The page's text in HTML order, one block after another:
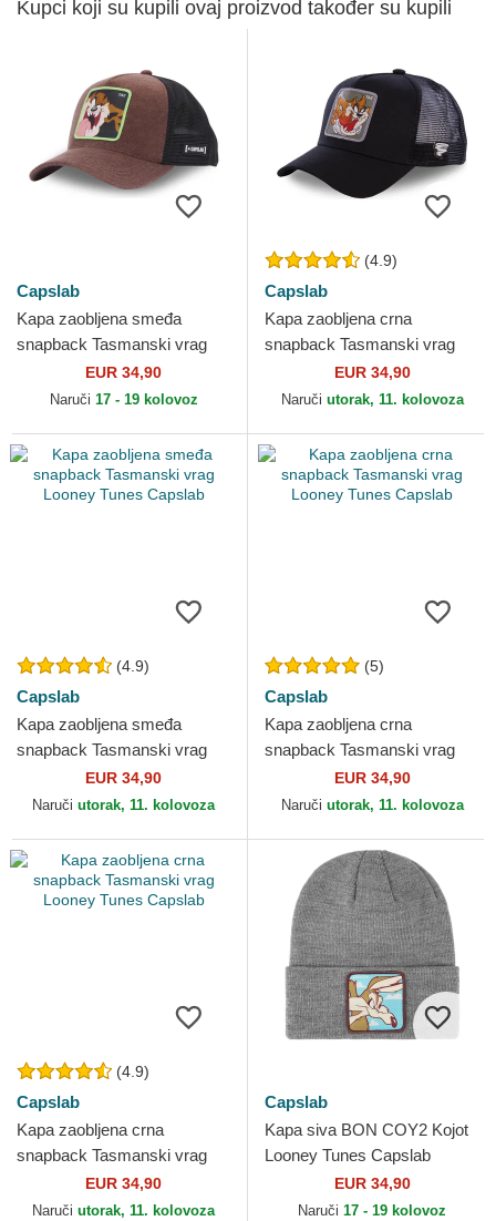
Kupci koji su kupili ovaj proizvod također su kupili
Capslab
Kapa zaobljena smeđa
snapback Tasmanski vrag
Looney Tunes Capslab
EUR 34,90
Naruči 17 - 19 kolovoz
(4.9)
Capslab
Kapa zaobljena crna
snapback Tasmanski vrag
Looney Tunes Capslab
EUR 34,90
Naruči utorak, 11. kolovoza
(4.9)
Capslab
Kapa zaobljena smeđa
snapback Tasmanski vrag
Looney Tunes Capslab
EUR 34,90
Naruči utorak, 11. kolovoza
(5)
Capslab
Kapa zaobljena crna
snapback Tasmanski vrag
Looney Tunes Capslab
EUR 34,90
Naruči utorak, 11. kolovoza
(4.9)
Capslab
Kapa zaobljena crna
snapback Tasmanski vrag
Looney Tunes Capslab
EUR 34,90
Naruči utorak, 11. kolovoza
Capslab
Kapa siva BON COY2 Kojot
Looney Tunes Capslab
EUR 34,90
Naruči 17 - 19 kolovoz